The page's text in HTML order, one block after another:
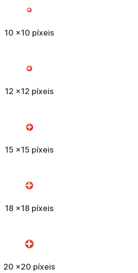
10 x10 píxeis
12 x12 píxeis
15 x15 píxeis
18 x18 píxeis
20 x20 píxeis